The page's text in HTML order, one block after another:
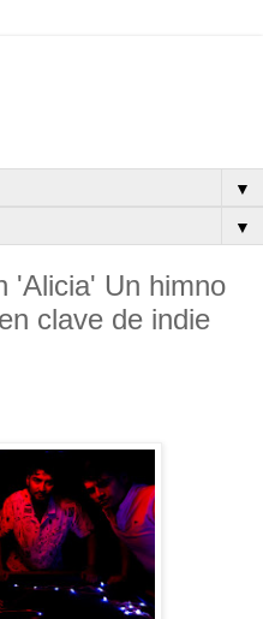
▼
▼
'Alicia' Un himno
clave de indie